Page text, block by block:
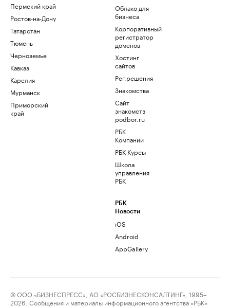
Пермский край
Ростов-на-Дону
Татарстан
Тюмень
Черноземье
Кавказ
Карелия
Мурманск
Приморский
край
Облако для
бизнеса
Корпоративный
регистратор
доменов
Хостинг
сайтов
Рег.решения
Знакомства
Сайт
знакомств
podbor.ru
РБК
Компании
РБК Курсы
Школа
управления
РБК
РБК
Новости
iOS
Android
AppGallery
© ООО «БИЗНЕСПРЕСС», АО «РОСБИЗНЕСКОНСАЛТИНГ», 1995–
2026. Сообщения и материалы информационного агентства «РБК»